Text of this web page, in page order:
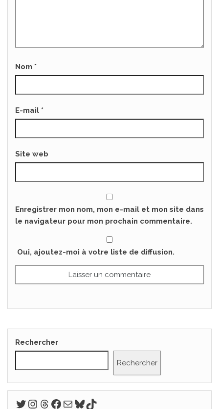
Nom *
E-mail *
Site web
Enregistrer mon nom, mon e-mail et mon site dans
le navigateur pour mon prochain commentaire.
Oui, ajoutez-moi à votre liste de diffusion.
Rechercher
Rechercher
Twitter
Instagram
Threads
Facebook
E-mail
Bluesky
TikTok